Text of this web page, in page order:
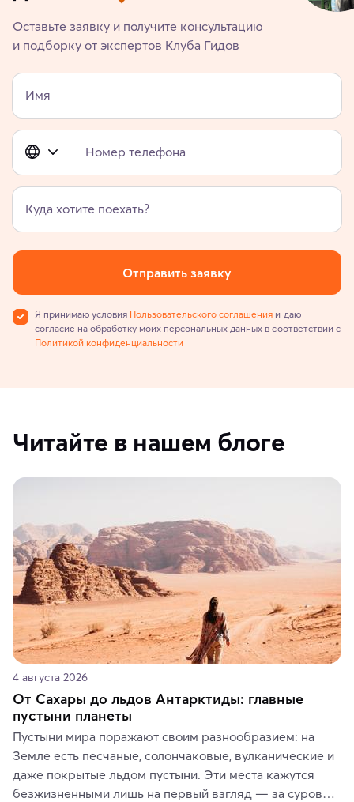
Оставьте заявку и получите консультацию
и подборку от экспертов Клуба Гидов
Имя
Номер телефона
Куда хотите поехать?
Отправить заявку
Я принимаю условия Пользовательского соглашения и даю
согласие на обработку моих персональных данных в соответствии с
Политикой конфиденциальности
Читайте в нашем блоге
4 августа 2026
От Сахары до льдов Антарктиды: главные
пустыни планеты
Пустыни мира поражают своим разнообразием: на
Земле есть песчаные, солончаковые, вулканические и
даже покрытые льдом пустыни. Эти места кажутся
безжизненными лишь на первый взгляд — за суровой